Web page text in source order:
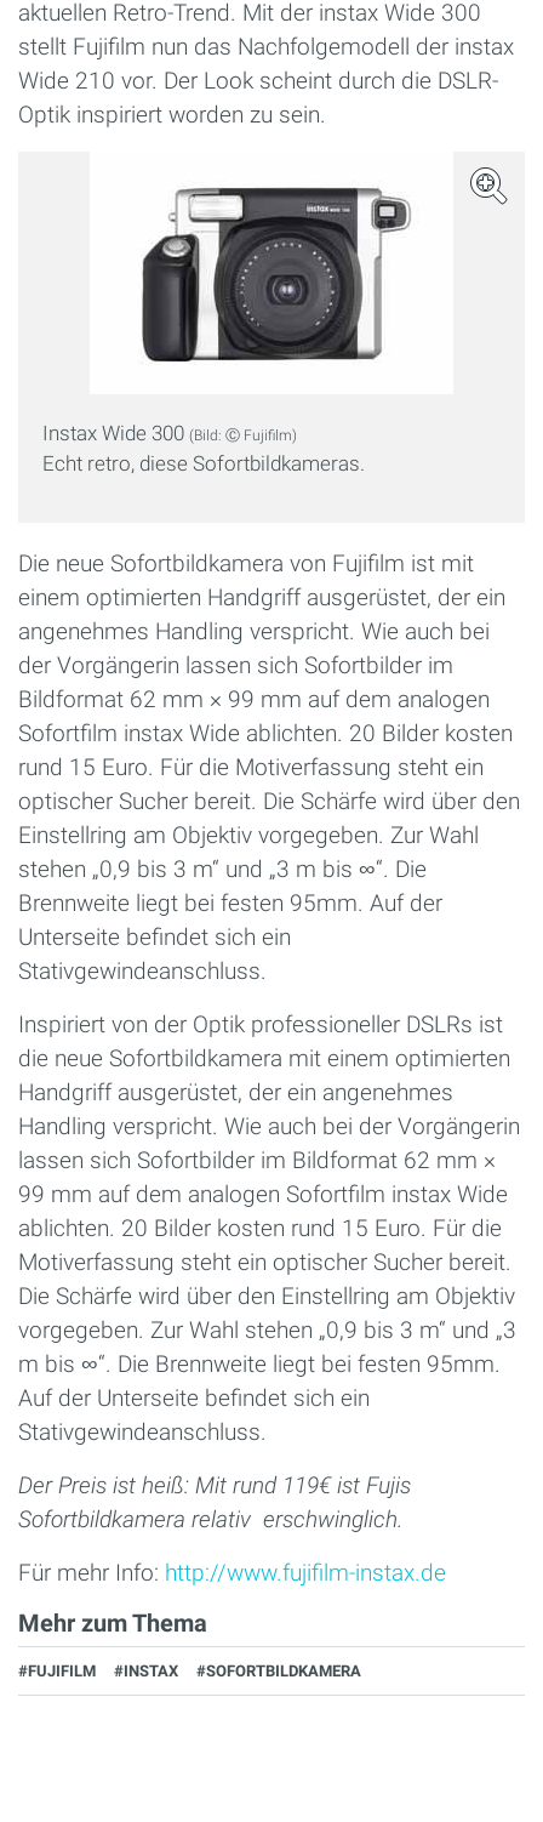
aktuellen Retro-Trend. Mit der instax Wide 300
stellt Fujifilm nun das Nachfolgemodell der instax
Wide 210 vor. Der Look scheint durch die DSLR-
Optik inspiriert worden zu sein.
Instax Wide 300 (Bild: Ⓒ Fujifilm)
Echt retro, diese Sofortbildkameras.
Die neue Sofortbildkamera von Fujifilm ist mit
einem optimierten Handgriff ausgerüstet, der ein
angenehmes Handling verspricht. Wie auch bei
der Vorgängerin lassen sich Sofortbilder im
Bildformat 62 mm × 99 mm auf dem analogen
Sofortfilm instax Wide ablichten. 20 Bilder kosten
rund 15 Euro. Für die Motiverfassung steht ein
optischer Sucher bereit. Die Schärfe wird über den
Einstellring am Objektiv vorgegeben. Zur Wahl
stehen „0,9 bis 3 m“ und „3 m bis ∞“. Die
Brennweite liegt bei festen 95mm. Auf der
Unterseite befindet sich ein
Stativgewindeanschluss.
Inspiriert von der Optik professioneller DSLRs ist
die neue Sofortbildkamera mit einem optimierten
Handgriff ausgerüstet, der ein angenehmes
Handling verspricht. Wie auch bei der Vorgängerin
lassen sich Sofortbilder im Bildformat 62 mm ×
99 mm auf dem analogen Sofortfilm instax Wide
ablichten. 20 Bilder kosten rund 15 Euro. Für die
Motiverfassung steht ein optischer Sucher bereit.
Die Schärfe wird über den Einstellring am Objektiv
vorgegeben. Zur Wahl stehen „0,9 bis 3 m“ und „3
m bis ∞“. Die Brennweite liegt bei festen 95mm.
Auf der Unterseite befindet sich ein
Stativgewindeanschluss.
Der Preis ist heiß: Mit rund 119€ ist Fujis
Sofortbildkamera relativ erschwinglich.
Für mehr Info: http://www.fujifilm-instax.de
Mehr zum Thema
#FUJIFILM #INSTAX #SOFORTBILDKAMERA